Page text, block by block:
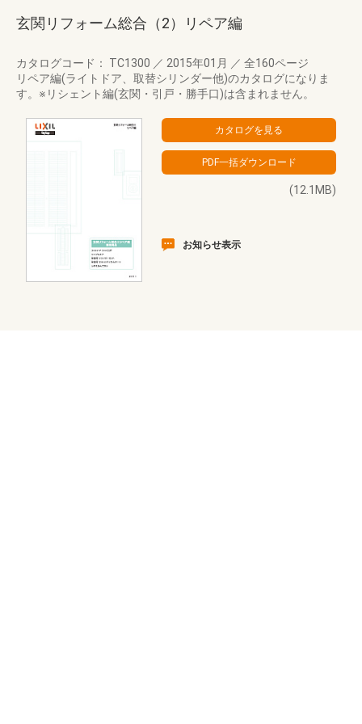
玄関リフォーム総合（2）リペア編
カタログコード： TC1300 ／ 2015年01月 ／ 全160ページ
リペア編(ライトドア、取替シリンダー他)のカタログになりま
す。※リシェント編(玄関・引戸・勝手口)は含まれません。
(12.1MB)
お知らせ表示